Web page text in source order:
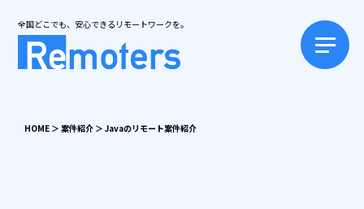
全国どこでも、安心できるリモートワークを。
HOME ＞ 案件紹介 ＞ Javaのリモート案件紹介